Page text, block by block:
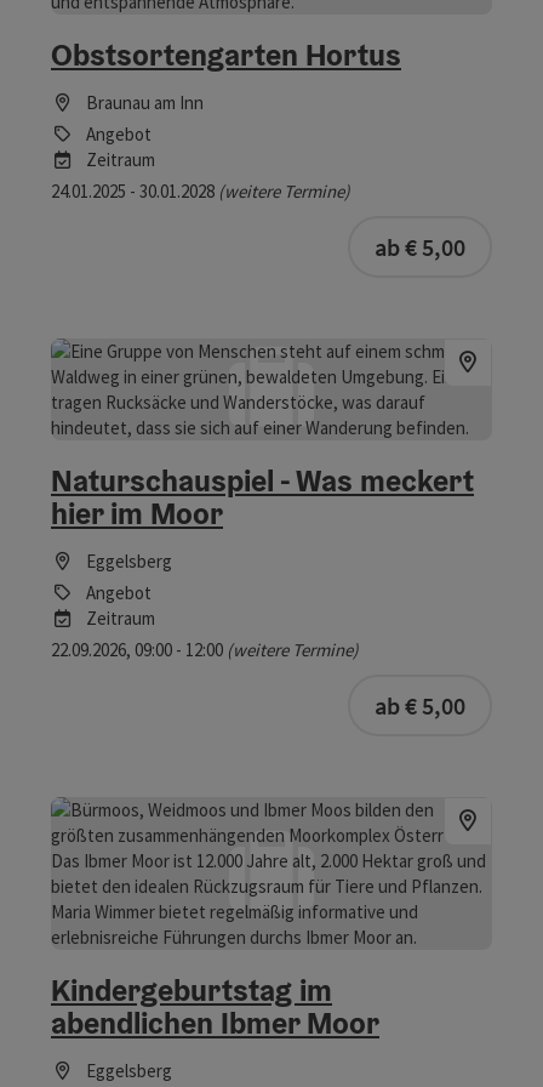
Obstsortengarten Hortus
Braunau am Inn
Angebot
Zeitraum
24.01.2025 - 30.01.2028 (weitere Termine)
ab € 5,00
Naturschauspiel - Was meckert
hier im Moor
Eggelsberg
Angebot
Zeitraum
22.09.2026, 09:00 - 12:00 (weitere Termine)
ab € 5,00
Kindergeburtstag im
abendlichen Ibmer Moor
Eggelsberg